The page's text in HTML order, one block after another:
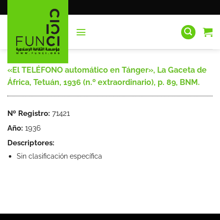
al
«El TELÉFONO automático en Tánger», La Gaceta de
África, Tetuán, 1936 (n.º extraordinario), p. 89, BNM.
Nº Registro: 71421
Año: 1936
Descriptores:
Sin clasificación específica